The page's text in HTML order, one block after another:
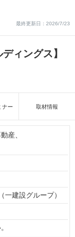
最終更新日：2026/7/23
ィングス】
ナー 取材情報
産
建設グループ）